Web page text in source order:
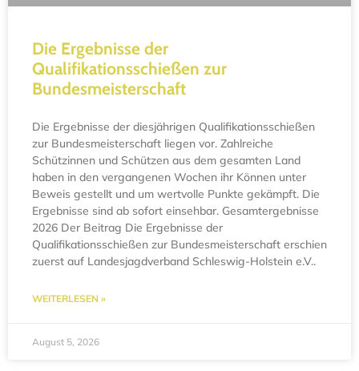
Die Ergebnisse der
Qualifikationsschießen zur
Bundesmeisterschaft
Die Ergebnisse der diesjährigen Qualifikationsschießen
zur Bundesmeisterschaft liegen vor. Zahlreiche
Schützinnen und Schützen aus dem gesamten Land
haben in den vergangenen Wochen ihr Können unter
Beweis gestellt und um wertvolle Punkte gekämpft. Die
Ergebnisse sind ab sofort einsehbar. Gesamtergebnisse
2026 Der Beitrag Die Ergebnisse der
Qualifikationsschießen zur Bundesmeisterschaft erschien
zuerst auf Landesjagdverband Schleswig-Holstein e.V..
WEITERLESEN »
August 5, 2026